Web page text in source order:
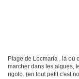
Plage de Locmaria , là où
marcher dans les algues,
rigolo. (en tout petit c'est